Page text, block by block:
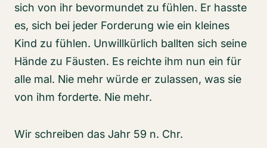
sich von ihr bevormundet zu fühlen. Er hasste
es, sich bei jeder Forderung wie ein kleines
Kind zu fühlen. Unwillkürlich ballten sich seine
Hände zu Fäusten. Es reichte ihm nun ein für
alle mal. Nie mehr würde er zulassen, was sie
von ihm forderte. Nie mehr.
Wir schreiben das Jahr 59 n. Chr.